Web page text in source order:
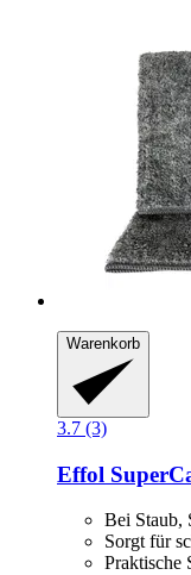
Warenkorb
3.7 (3)
Effol
Bei Staub,
Sorgt für
Praktische